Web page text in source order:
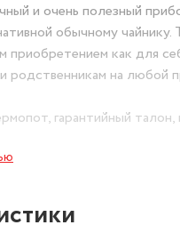
и очень полезный
обычному чайнику.
приобретением как для
родственникам на любой
гарантийный талон,